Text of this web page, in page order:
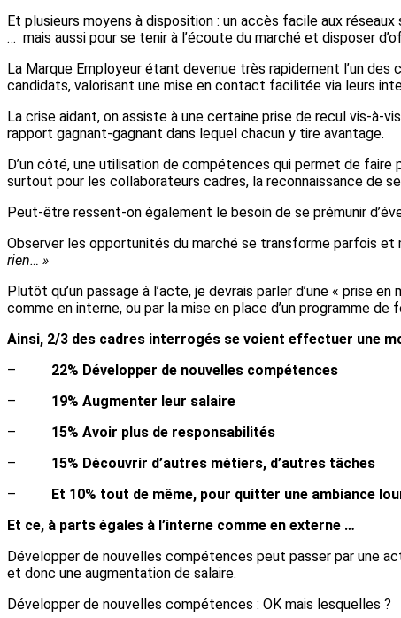
Et plusieurs moyens à disposition : un accès facile aux
… mais aussi pour se tenir à l’écoute du marché et disposer
La Marque Employeur étant devenue très rapidement l’un
candidats, valorisant une mise en contact facilitée via leurs
La crise aidant, on assiste à une certaine prise de recul vis-
rapport gagnant-gagnant dans lequel chacun y tire avantage.
D’un côté, une utilisation de compétences qui permet de
surtout pour les collaborateurs cadres, la reconnaissance de
Peut-être ressent-on également le besoin de se prémunir
Observer les opportunités du marché se transforme parfois et
rien… »
Plutôt qu’un passage à l’acte, je devrais parler d’une « prise
comme en interne, ou par la mise en place d’un programme
Ainsi, 2/3 des cadres interrogés se voient effectuer une
– 22% Développer de nouvelles compétences
– 19% Augmenter leur salaire
– 15% Avoir plus de responsabilités
– 15% Découvrir d’autres métiers, d’autres tâches
–
Et 10% tout de même, pour quitter une ambiance
Et ce, à parts égales à l’interne comme en externe …
Développer de nouvelles compétences peut passer par une
et donc une augmentation de salaire.
Développer de nouvelles compétences : OK mais lesquelles ?